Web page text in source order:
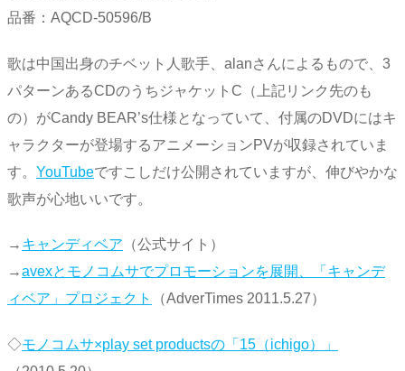
品番：AQCD-50596/B
歌は中国出身のチベット人歌手、alanさんによるもので、3
パターンあるCDのうちジャケットC（上記リンク先のも
の）がCandy BEAR’s仕様となっていて、付属のDVDにはキ
ャラクターが登場するアニメーションPVが収録されていま
す。 YouTubeですこしだけ公開されていますが、伸びやかな
歌声が心地いいです。
→ キャンディベア （公式サイト）
→avexとモノコムサでプロモーションを展開、「キャンデ
ィベア」プロジェクト
（AdverTimes 2011.5.27）
◇モノコムサ×play set productsの「15（ichigo）」